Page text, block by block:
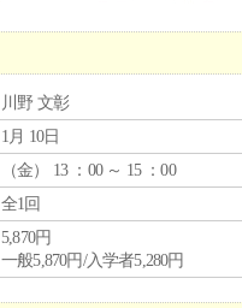
川野 文彰
1月 10日
（金） 13 ：00 ～ 15 ：00
全1回
5,870円
一般5,870円/入学者5,280円